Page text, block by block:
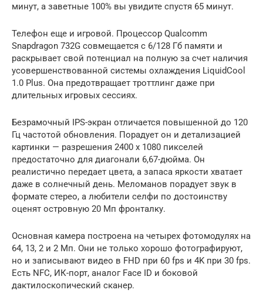
минут, а заветные 100% вы увидите спустя 65 минут.
Телефон еще и игровой. Процессор Qualcomm
Snapdragon 732G совмещается с 6/128 Гб памяти и
раскрывает свой потенциал на полную за счет наличия
усовершенствованной системы охлаждения LiquidCool
1.0 Plus. Она предотвращает троттлинг даже при
длительных игровых сессиях.
Безрамочный IPS-экран отличается повышенной до 120
Гц частотой обновления. Порадует он и детализацией
картинки — разрешения 2400 х 1080 пикселей
предостаточно для диагонали 6,67-дюйма. Он
реалистично передает цвета, а запаса яркости хватает
даже в солнечный день. Меломанов порадует звук в
формате стерео, а любители селфи по достоинству
оценят островную 20 Мп фронталку.
Основная камера построена на четырех фотомодулях на
64, 13, 2 и 2 Мп. Они не только хорошо фотографируют,
но и записывают видео в FHD при 60 fps и 4K при 30 fps.
Есть NFC, ИК-порт, аналог Face ID и боковой
дактилоскопический сканер.